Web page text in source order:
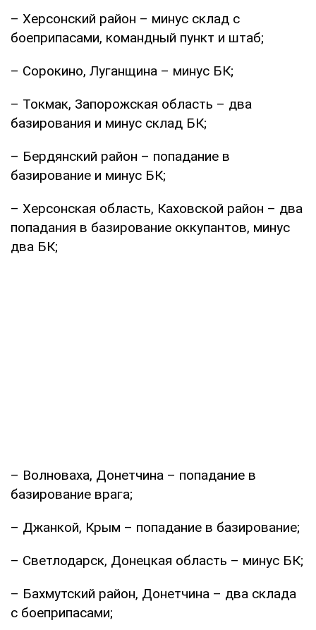
– Херсонский район – минус склад с
боеприпасами, командный пункт и штаб;
– Сорокино, Луганщина – минус БК;
– Токмак, Запорожская область – два
базирования и минус склад БК;
– Бердянский район – попадание в
базирование и минус БК;
– Херсонская область, Каховской район – два
попадания в базирование оккупантов, минус
два БК;
– Волноваха, Донетчина – попадание в
базирование врага;
– Джанкой, Крым – попадание в базирование;
– Светлодарск, Донецкая область – минус БК;
– Бахмутский район, Донетчина – два склада
с боеприпасами;